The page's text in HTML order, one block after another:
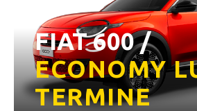
FIAT 600 /
ECONOMY
TERMINE